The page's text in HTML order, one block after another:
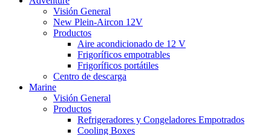
Visión General
New Plein-Aircon 12V
Productos
Aire acondicionado de 12 V
Frigoríficos empotrables
Frigoríficos portátiles
Centro de descarga
Marine
Visión General
Productos
Refrigeradores y Congeladores Empotrados
Cooling Boxes